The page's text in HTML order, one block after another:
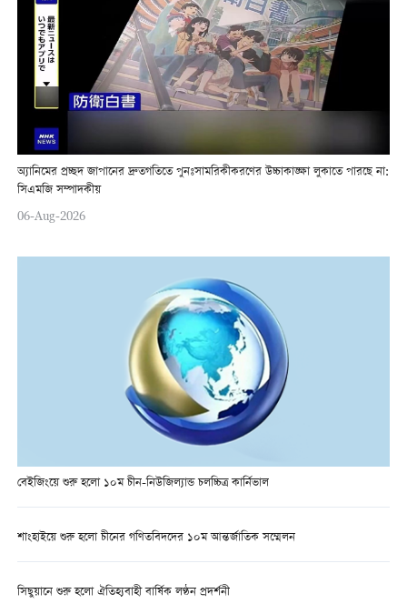
অ্যানিমের প্রচ্ছদ জাপানের দ্রুতগতিতে পুনঃসামরিকীকরণের উচ্চাকাঙ্ক্ষা লুকাতে পারছে না:
সিএমজি সম্পাদকীয়
06-Aug-2026
বেইজিংয়ে শুরু হলো ১০ম চীন-নিউজিল্যান্ড চলচ্চিত্র কার্নিভাল
শাংহাইয়ে শুরু হলো চীনের গণিতবিদদের ১০ম আন্তর্জাতিক সম্মেলন
সিছুয়ানে শুরু হলো ঐতিহ্যবাহী বার্ষিক লণ্ঠন প্রদর্শনী